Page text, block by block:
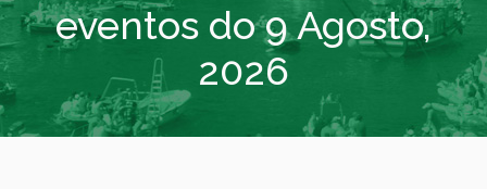
eventos do 9 Agosto,
2026